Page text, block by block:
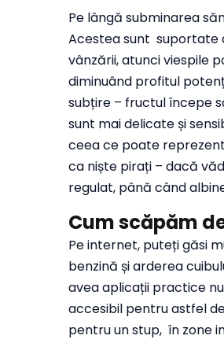
Pe lângă subminarea
Acestea sunt suportate
vânzării, atunci viespile
diminuând profitul
subțire – fructul începe
sunt mai delicate și
ceea ce poate
ca niște pirați – dacă
regulat, până când
Cum scăpăm
Pe internet, puteți găsi
benzină și arderea
avea aplicații practice
accesibil pentru astfel
pentru un stup, în zone